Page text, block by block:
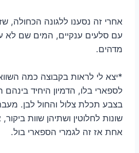
אחרי זה נסענו ללגונה הכחולה,
עם סלעים ענקיים, המים שם לא
מדהים.
*יצא לי לראות בקבוצה כמה
לספארי בלו, הדמיון היחיד
שונות לחלוטין ושתיהן שוות
אחת אז זה לגמרי הספארי בול.